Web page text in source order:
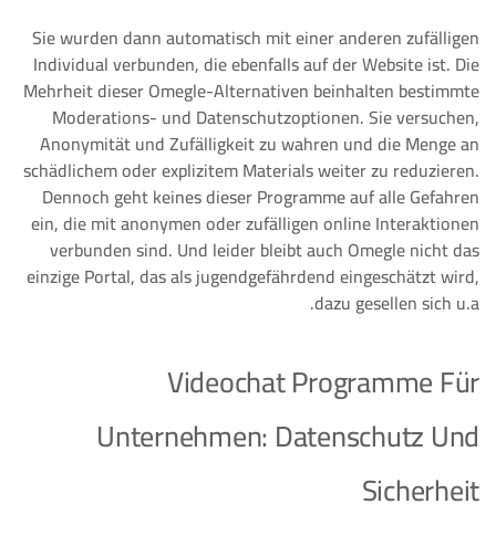
Sie wurden dann automatisch mit einer anderen zufälligen
Individual verbunden, die ebenfalls auf der Website ist. Die
Mehrheit dieser Omegle-Alternativen beinhalten bestimmte
Moderations- und Datenschutzoptionen. Sie versuchen,
Anonymität und Zufälligkeit zu wahren und die Menge an
schädlichem oder explizitem Materials weiter zu reduzieren.
Dennoch geht keines dieser Programme auf alle Gefahren
ein, die mit anonymen oder zufälligen online Interaktionen
verbunden sind. Und leider bleibt auch Omegle nicht das
einzige Portal, das als jugendgefährdend eingeschätzt wird,
dazu gesellen sich u.a.
Videochat Programme Für
Unternehmen: Datenschutz Und
Sicherheit